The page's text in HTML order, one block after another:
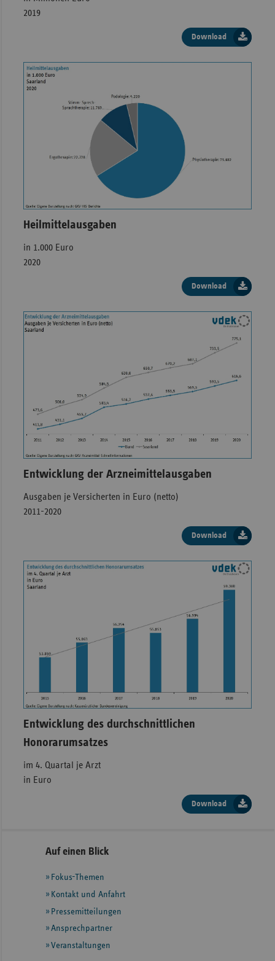
2019
Download
Heilmittelausgaben
in 1.000 Euro
2020
Download
Entwicklung der Arzneimittelausgaben
Ausgaben je Versicherten in Euro (netto)
2011-2020
Download
Entwicklung des durchschnittlichen
Honorarumsatzes
im 4. Quartal je Arzt
in Euro
Download
Seitennavigation
Seitenleiste
weiteren
Informationen
Auf einen Blick
Fokus-Themen
Kontakt und Anfahrt
Pressemitteilungen
Ansprechpartner
Veranstaltungen